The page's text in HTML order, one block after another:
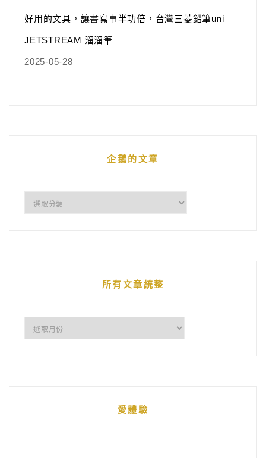
好用的文具，讓書寫事半功倍，台灣三菱鉛筆uni
JETSTREAM 溜溜筆
2025-05-28
企鵝的文章
所有文章統整
愛體驗